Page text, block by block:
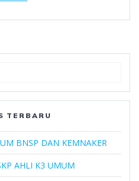
TERBARU
BNSP DAN KEMNAKER
AHLI K3 UMUM